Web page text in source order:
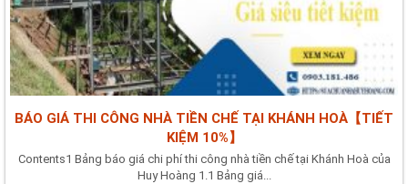
BÁO GIÁ THI CÔNG NHÀ TIỀN CHẾ TẠI KHÁNH HOÀ【TIẾT
KIỆM 10%】
Contents1 Bảng báo giá chi phí thi công nhà tiền chế tại Khánh Hoà của
Huy Hoàng 1.1 Bảng giá...